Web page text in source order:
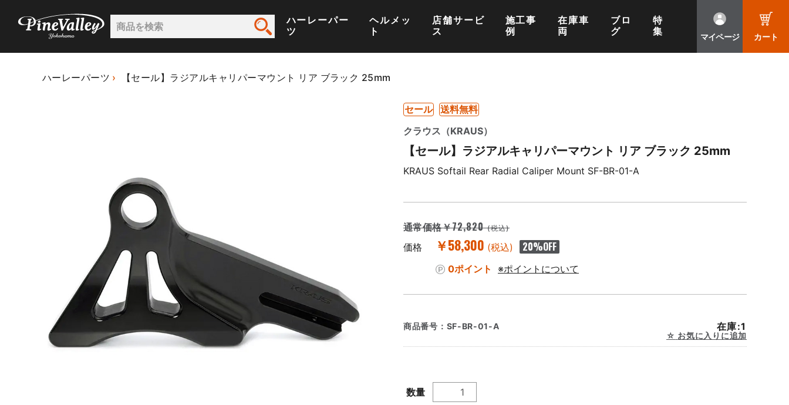
ハーレーパー
ツ
ヘルメッ
ト
店舗サービ
ス
施工事
例
在庫車
両
ブロ
グ
特
集
マイページ カート
ハーレーパーツ 【セール】ラジアルキャリパーマウント リア ブラック 25mm
セール
送料無料
クラウス（KRAUS）
【セール】ラジアルキャリパーマウント リア ブラック 25mm
KRAUS Softail Rear Radial Caliper Mount SF-BR-01-A
通常価格￥72,820 (税込)
価格 ￥58,300 (税込) 20%OFF
0ポイント ※ポイントについて
商品番号： SF-BR-01-A 在庫:1
お気に入りに追加
数量